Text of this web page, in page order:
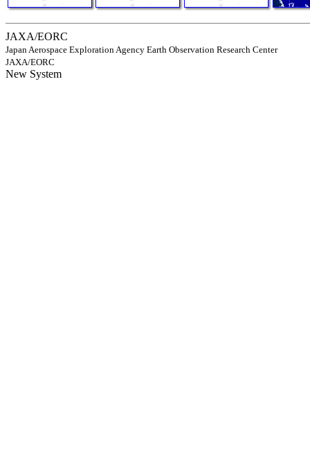
JAXA/EORC
Japan Aerospace Exploration Agency Earth Observation Research Center
JAXA/EORC
New System